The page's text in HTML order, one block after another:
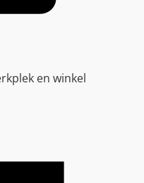
en winkel